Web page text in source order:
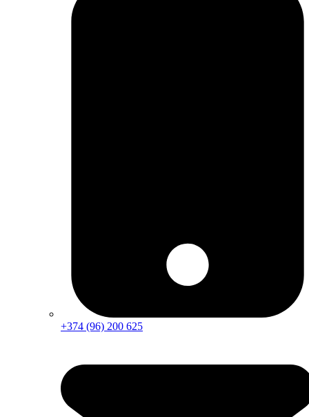
+374 (96) 200 625